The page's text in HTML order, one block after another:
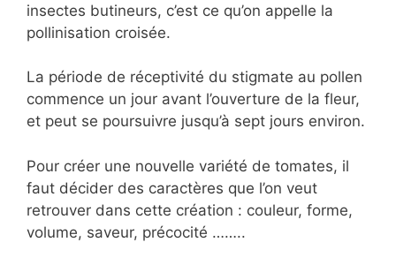
insectes butineurs, c’est ce qu’on appelle la
pollinisation croisée.
La période de réceptivité du stigmate au pollen
commence un jour avant l’ouverture de la fleur,
et peut se poursuivre jusqu’à sept jours environ.
Pour créer une nouvelle variété de tomates, il
faut décider des caractères que l’on veut
retrouver dans cette création : couleur, forme,
volume, saveur, précocité ……..